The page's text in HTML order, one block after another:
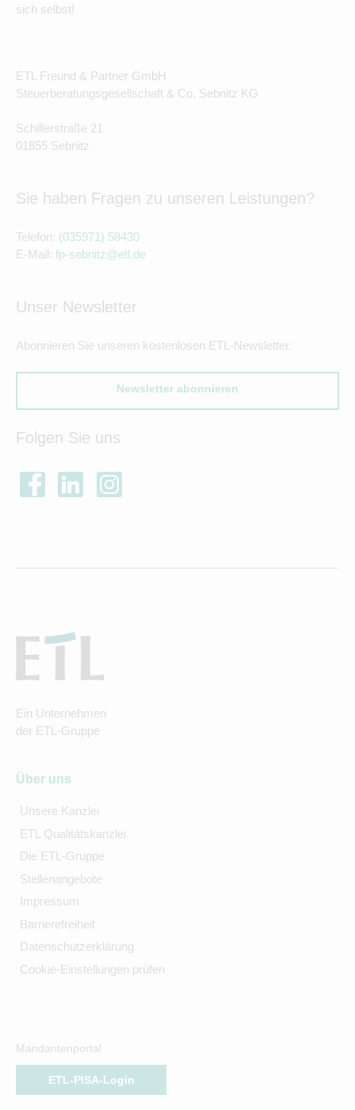
sich selbst!
ETL Freund & Partner GmbH
Steuerberatungsgesellschaft & Co. Sebnitz KG
Schillerstraße 21
01855 Sebnitz
Sie haben Fragen zu unseren Leistungen?
Telefon: (035971) 58430
E-Mail: fp-sebnitz@etl.de
Unser Newsletter
Abonnieren Sie unseren kostenlosen ETL-Newsletter.
Newsletter abonnieren
Folgen Sie uns
Ein Unternehmen
der ETL-Gruppe
Über uns
Unsere Kanzlei
ETL Qualitätskanzlei
Die ETL-Gruppe
Stellenangebote
Impressum
Barrierefreiheit
Datenschutzerklärung
Cookie-Einstellungen prüfen
Mandantenportal
ETL-PISA-Login